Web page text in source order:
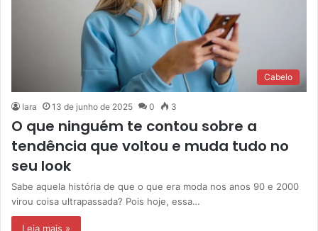
Cabelo
Iara 13 de junho de 2025 0 3
O que ninguém te contou sobre a
tendência que voltou e muda tudo no
seu look
Sabe aquela história de que o que era moda nos anos 90 e 2000
virou coisa ultrapassada? Pois hoje, essa…
Leia mais »